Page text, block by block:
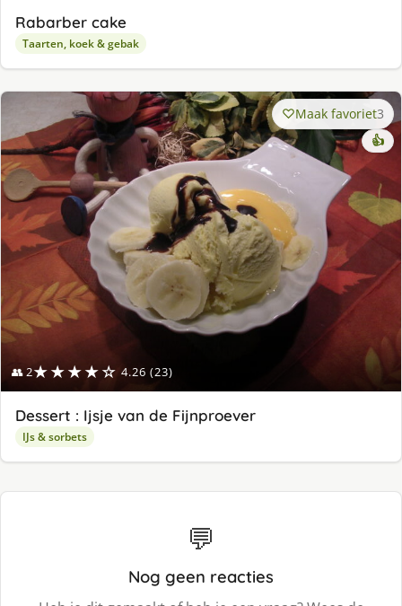
Rabarber cake
Taarten, koek & gebak
👥 2★★★★☆ 4.26 (23)
Maak favoriet3
👍
Dessert : Ijsje van de Fijnproever
IJs & sorbets
💬
Nog geen reacties